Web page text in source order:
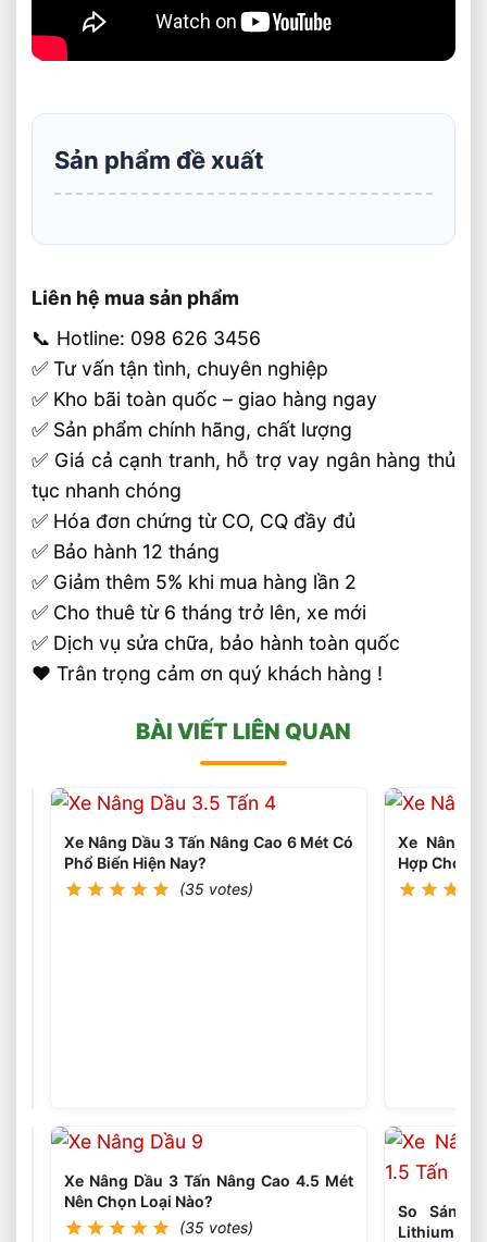
Sản phẩm đề xuất
Liên hệ mua sản phẩm
📞 Hotline: 098 626 3456
✅ Tư vấn tận tình, chuyên nghiệp
✅ Kho bãi toàn quốc – giao hàng ngay
✅ Sản phẩm chính hãng, chất lượng
✅ Giá cả cạnh tranh, hỗ trợ vay ngân hàng thủ
tục nhanh chóng
✅ Hóa đơn chứng từ CO, CQ đầy đủ
✅ Bảo hành 12 tháng
✅ Giảm thêm 5% khi mua hàng lần 2
✅ Cho thuê từ 6 tháng trở lên, xe mới
✅ Dịch vụ sửa chữa, bảo hành toàn quốc
❤️ Trân trọng cảm ơn quý khách hàng !
BÀI VIẾT LIÊN QUAN
Thép
Có
Hiệu
Quả
Không?
Xe Nâng Dầu 3 Tấn Nâng Cao 6 Mét Có
Phổ Biến Hiện Nay?
(35 votes)
Xe Nâng Dầu 3 Tấn Nâng Cao 4.5 Mét
Nên Chọn Loại Nào?
(35 votes)
Xe Nâng
Hợp Cho
So Sánh
Lithium